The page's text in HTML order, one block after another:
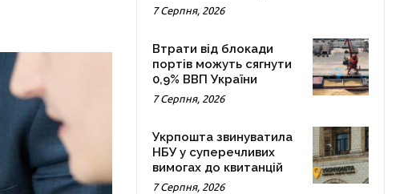
7 Серпня, 2026
Втрати від блокади
портів можуть сягнути
0,9% ВВП України
7 Серпня, 2026
Укрпошта звинуватила
НБУ у суперечливих
вимогах до квитанцій
7 Серпня, 2026